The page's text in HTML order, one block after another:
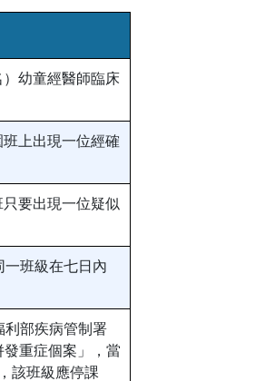
幼童經醫師臨床
上出現一位經確
要出現一位疑似
一班級在七日內
利部疾病管制署
重症個案」，當
該班級應停課